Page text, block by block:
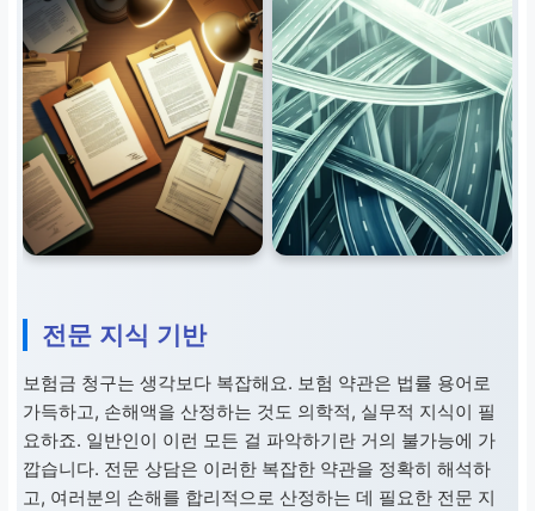
전문 지식 기반
보험금 청구는 생각보다 복잡해요. 보험 약관은 법률 용어로
가득하고, 손해액을 산정하는 것도 의학적, 실무적 지식이 필
요하죠. 일반인이 이런 모든 걸 파악하기란 거의 불가능에 가
깝습니다. 전문 상담은 이러한 복잡한 약관을 정확히 해석하
고, 여러분의 손해를 합리적으로 산정하는 데 필요한 전문 지